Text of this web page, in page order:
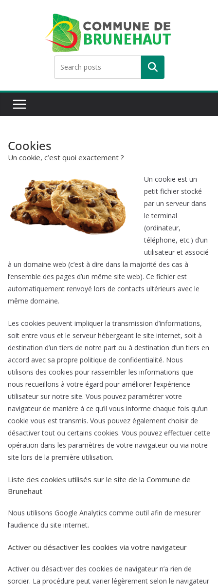
Rechercher
Cookies
Un cookie, c’est quoi exactement ?
Un cookie est un
petit fichier stocké
par un serveur dans
le terminal
(ordinateur,
téléphone, etc.) d’un
utilisateur et associé
à un domaine web (c’est à dire dans la majorité des cas à
l’ensemble des pages d’un même site web). Ce fichier est
automatiquement renvoyé lors de contacts ultérieurs avec le
même domaine.
Les cookies peuvent impliquer la transmission d’informations,
soit entre vous et le serveur hébergeant le site internet, soit à
destination d’un tiers de notre part ou à destination d’un tiers en
accord avec sa propre politique de confidentialité. Nous
utilisons des cookies pour rassembler les informations que
nous recueillons à votre égard pour améliorer l’expérience
utilisateur sur notre site. Vous pouvez paramétrer votre
navigateur de manière à ce qu’il vous informe chaque fois qu’un
cookie vous est transmis. Vous pouvez également choisir de
désactiver tout ou certains cookies. Vous pouvez effectuer cette
opération dans les paramètres de votre navigateur ou via notre
site lors de la première utilisation.
Liste des cookies utilisés sur le site de la Commune de
Brunehaut
Nous utilisons Google Analytics comme outil afin de mesurer
l’audience du site internet.
Activer ou désactiver les cookies via votre navigateur
Activer ou désactiver des cookies de navigateur n’a rien de
sorcier. La procédure peut varier légèrement selon le navigateur